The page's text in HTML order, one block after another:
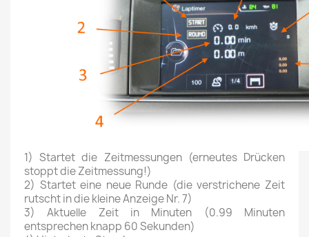
1) Startet die Zeitmessungen (erneutes Drücken
stoppt die Zeitmessung!)
2) Startet eine neue Runde (die verstrichene Zeit
rutscht in die kleine Anzeige Nr. 7)
3) Aktuelle Zeit in Minuten (0.99 Minuten
entsprechen knapp 60 Sekunden)